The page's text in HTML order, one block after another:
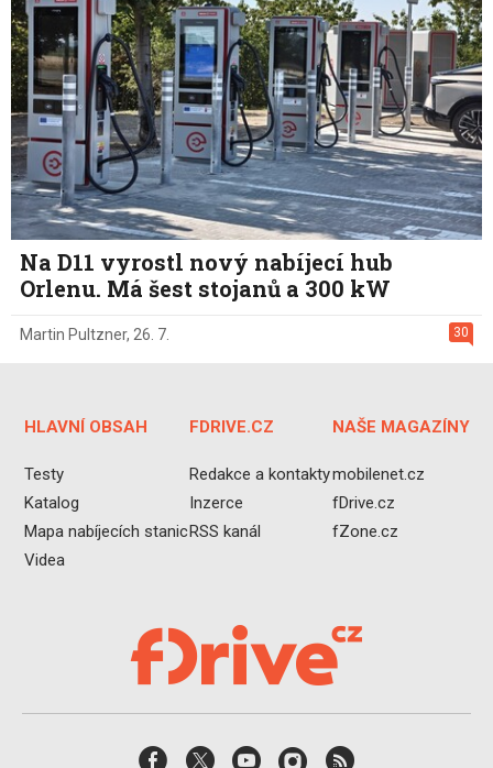
Na D11 vyrostl nový nabíjecí hub
Orlenu. Má šest stojanů a 300 kW
30
Martin Pultzner, 26. 7.
HLAVNÍ OBSAH
Testy
Katalog
Mapa nabíjecích stanic
Videa
FDRIVE.CZ
Redakce a kontakty
Inzerce
RSS kanál
NAŠE MAGAZÍNY
mobilenet.cz
fDrive.cz
fZone.cz